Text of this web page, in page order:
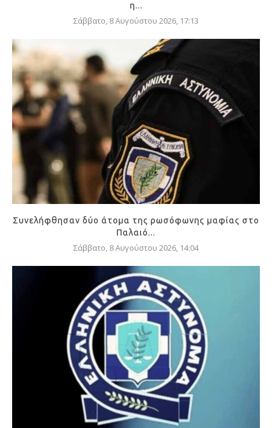
η...
Σάββατο, 8 Αυγούστου 2026, 17:13
Συνελήφθησαν δύο άτομα της ρωσόφωνης μαφίας στο
Παλαιό...
Σάββατο, 8 Αυγούστου 2026, 14:04